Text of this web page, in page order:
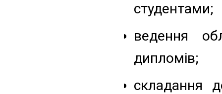
студентами;
ведення
дипломів;
складання